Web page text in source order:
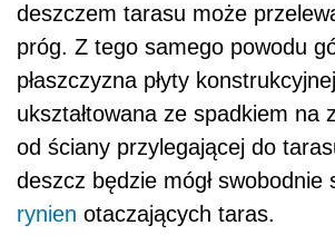
deszczem tarasu może
próg. Z tego samego powodu
płaszczyzna płyty
ukształtowana ze spadkiem na
od ściany przylegającej do
deszcz będzie mógł swobodnie
rynien otaczających taras.